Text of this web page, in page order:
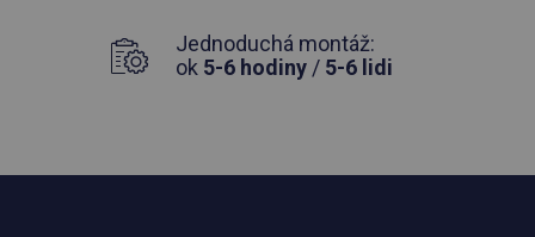
Jednoduchá montáž:
ok 5-6 hodiny / 5-6 lidi